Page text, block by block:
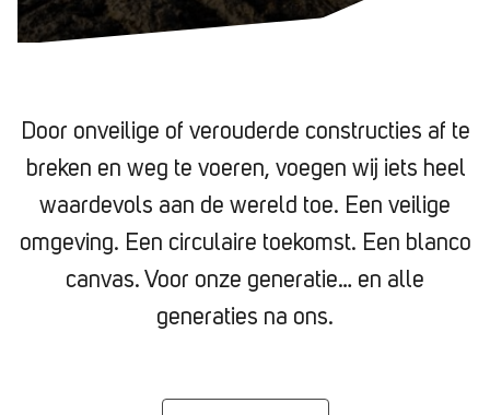
Door onveilige of verouderde constructies af te
breken en weg te voeren, voegen wij iets heel
waardevols aan de wereld toe. Een veilige
omgeving. Een circulaire toekomst. Een blanco
canvas. Voor onze generatie… en alle
generaties na ons.